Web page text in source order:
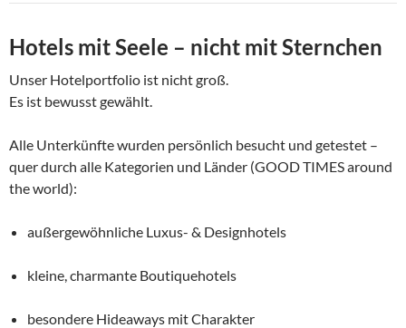
Hotels mit Seele – nicht mit Sternchen
Unser Hotelportfolio ist nicht groß.
Es ist bewusst gewählt.
Alle Unterkünfte wurden persönlich besucht und getestet –
quer durch alle Kategorien und Länder (GOOD TIMES around
the world):
außergewöhnliche Luxus- & Designhotels
kleine, charmante Boutiquehotels
besondere Hideaways mit Charakter